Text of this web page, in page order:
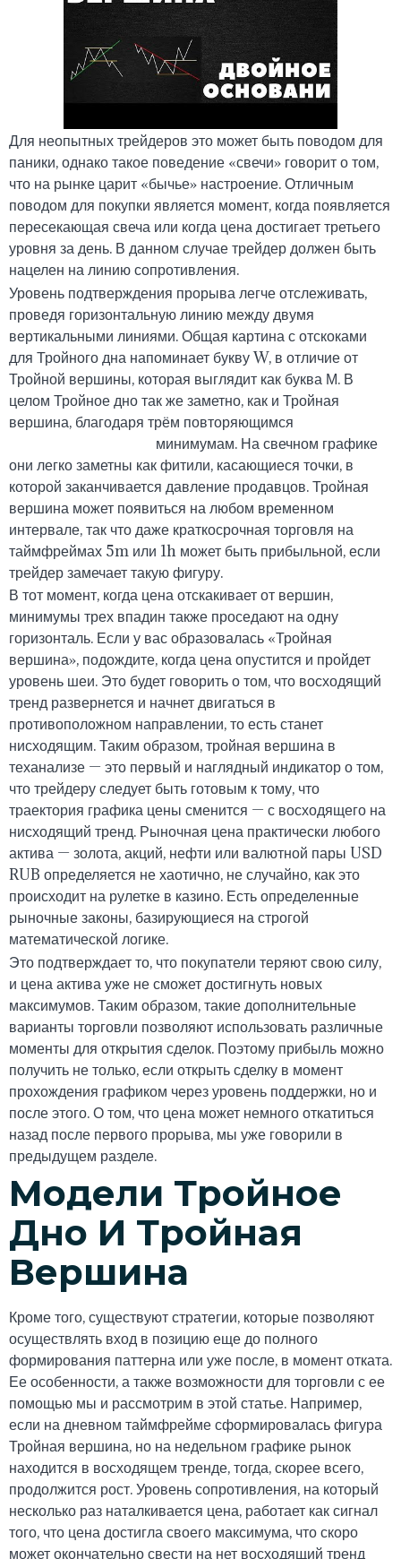
Для неопытных трейдеров это может быть поводом для
паники, однако такое поведение «свечи» говорит о том,
что на рынке царит «бычье» настроение. Отличным
поводом для покупки является момент, когда появляется
пересекающая свеча или когда цена достигает третьего
уровня за день. В данном случае трейдер должен быть
нацелен на линию сопротивления.
Уровень подтверждения прорыва легче отслеживать,
проведя горизонтальную линию между двумя
вертикальными линиями. Общая картина с отскоками
для Тройного дна напоминает букву W, в отличие от
Тройной вершины, которая выглядит как буква М. В
целом Тройное дно так же заметно, как и Тройная
вершина, благодаря трём повторяющимся
минимумам. На свечном графике
они легко заметны как фитили, касающиеся точки, в
которой заканчивается давление продавцов. Тройная
вершина может появиться на любом временном
интервале, так что даже краткосрочная торговля на
таймфреймах 5m или 1h может быть прибыльной, если
трейдер замечает такую фигуру.
В тот момент, когда цена отскакивает от вершин,
минимумы трех впадин также проседают на одну
горизонталь. Если у вас образовалась «Тройная
вершина», подождите, когда цена опустится и пройдет
уровень шеи. Это будет говорить о том, что восходящий
тренд развернется и начнет двигаться в
противоположном направлении, то есть станет
нисходящим. Таким образом, тройная вершина в
теханализе — это первый и наглядный индикатор о том,
что трейдеру следует быть готовым к тому, что
траектория графика цены сменится — с восходящего на
нисходящий тренд. Рыночная цена практически любого
актива — золота, акций, нефти или валютной пары USD
RUB определяется не хаотично, не случайно, как это
происходит на рулетке в казино. Есть определенные
рыночные законы, базирующиеся на строгой
математической логике.
Это подтверждает то, что покупатели теряют свою силу,
и цена актива уже не сможет достигнуть новых
максимумов. Таким образом, такие дополнительные
варианты торговли позволяют использовать различные
моменты для открытия сделок. Поэтому прибыль можно
получить не только, если открыть сделку в момент
прохождения графиком через уровень поддержки, но и
после этого. О том, что цена может немного откатиться
назад после первого прорыва, мы уже говорили в
предыдущем разделе.
Модели Тройное
Дно И Тройная
Вершина
Кроме того, существуют стратегии, которые позволяют
осуществлять вход в позицию еще до полного
формирования паттерна или уже после, в момент отката.
Ее особенности, а также возможности для торговли с ее
помощью мы и рассмотрим в этой статье. Например,
если на дневном таймфрейме сформировалась фигура
Тройная вершина, но на недельном графике рынок
находится в восходящем тренде, тогда, скорее всего,
продолжится рост. Уровень сопротивления, на который
несколько раз наталкивается цена, работает как сигнал
того, что цена достигла своего максимума, что скоро
может окончательно свести на нет восходящий тренд